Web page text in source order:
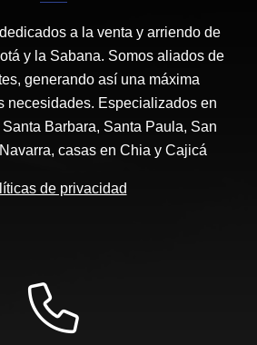
a la venta y arriendo de
y la Sabana. Somos aliados de
generando así una máxima
necesidades. Especializados en
Barbara, Santa Paula, San
casas en Chia y Cajicá
de privacidad